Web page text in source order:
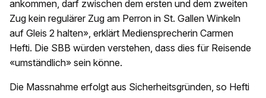
ankommen, darf zwischen dem ersten und dem zweiten
Zug kein regulärer Zug am Perron in St. Gallen Winkeln
auf Gleis 2 halten», erklärt Mediensprecherin Carmen
Hefti. Die SBB würden verstehen, dass dies für Reisende
«umständlich» sein könne.
Die Massnahme erfolgt aus Sicherheitsgründen, so Hefti